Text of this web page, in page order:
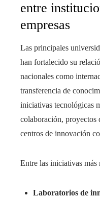
entre
empresas
Las principales
han fortalecido su
nacionales como
transferencia de
iniciativas tecnológicas
colaboración, proyectos
centros de innovación
Entre las iniciativas más
Laboratorios de